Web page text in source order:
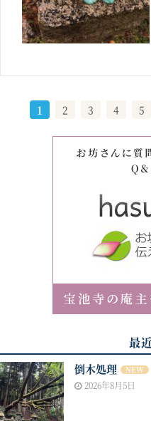
1 2 3 4 5
最
倒木処理 NEW
2026年8月5日